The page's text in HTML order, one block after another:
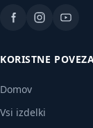
KORISTNE
Domov
Vsi izdelki